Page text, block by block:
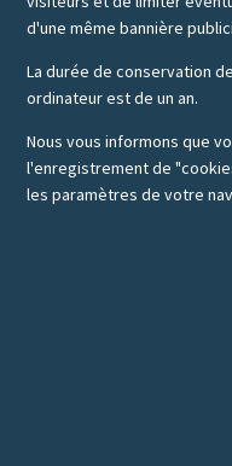
d'une même bannière
La durée de conservation
ordinateur est de un an.
Nous vous informons que
l'enregistrement de
les paramètres de votre